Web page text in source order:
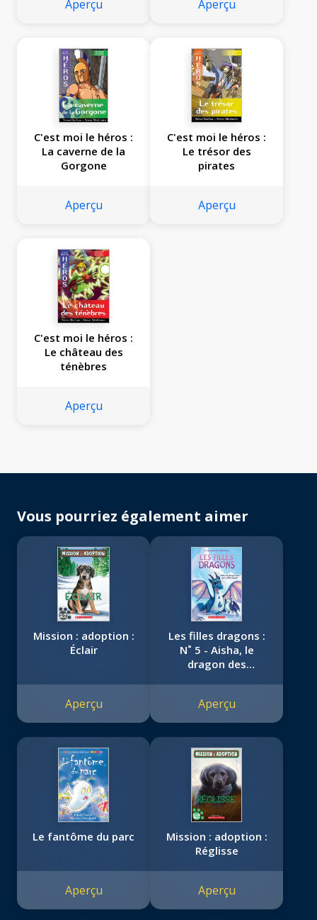
Aperçu Aperçu
C'est moi le héros :
La caverne de la
Gorgone
Aperçu
C'est moi le héros :
Le trésor des
pirates
Aperçu
C'est moi le héros :
Le château des
ténèbres
Aperçu
Vous pourriez également aimer
Mission : adoption :
Éclair
Aperçu
Les filles dragons :
N˚ 5 - Aisha, le
dragon des
Aperçu
Le fantôme du parc
Aperçu
Mission : adoption :
Réglisse
Aperçu